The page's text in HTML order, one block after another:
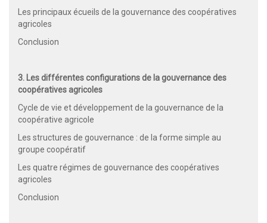
Les principaux écueils de la gouvernance des coopératives
agricoles
Conclusion
3. Les différentes configurations de la gouvernance des
coopératives agricoles
Cycle de vie et développement de la gouvernance de la
coopérative agricole
Les structures de gouvernance : de la forme simple au
groupe coopératif
Les quatre régimes de gouvernance des coopératives
agricoles
Conclusion